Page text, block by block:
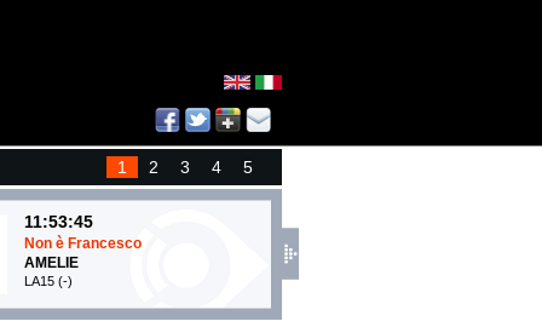
1 2 3 4 5
11:53:45
Non è Francesco
AMELIE
LA15 (-)